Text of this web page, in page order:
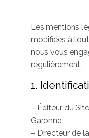
Les mentions
modifiées à
nous vous
régulièrement.
1.
– Éditeur du
Garonne
– Directeur de